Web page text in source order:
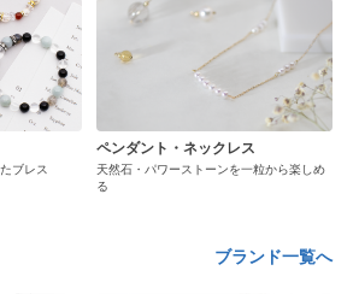
ブレス
ペンダント・ネックレス
天然石・パワーストーンを一粒から楽しめ
る
ブランド一覧へ